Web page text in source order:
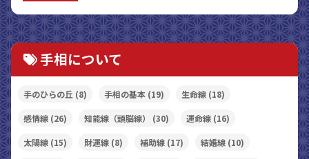
手相について
手のひらの丘 (8) 手相の基本 (19) 生命線 (18)
感情線 (26) 知能線（頭脳線） (30) 運命線 (16)
太陽線 (15) 財運線 (8) 補助線 (17) 結婚線 (10)